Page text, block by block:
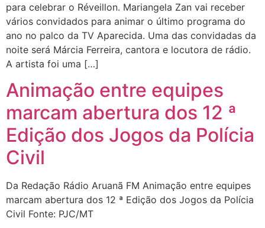
para celebrar o Réveillon. Mariangela Zan vai receber
vários convidados para animar o último programa do
ano no palco da TV Aparecida. Uma das convidadas da
noite será Márcia Ferreira, cantora e locutora de rádio.
A artista foi uma […]
Animação entre equipes
marcam abertura dos 12 ª
Edição dos Jogos da Polícia
Civil
Da Redação Rádio Aruanã FM Animação entre equipes
marcam abertura dos 12 ª Edição dos Jogos da Polícia
Civil Fonte: PJC/MT